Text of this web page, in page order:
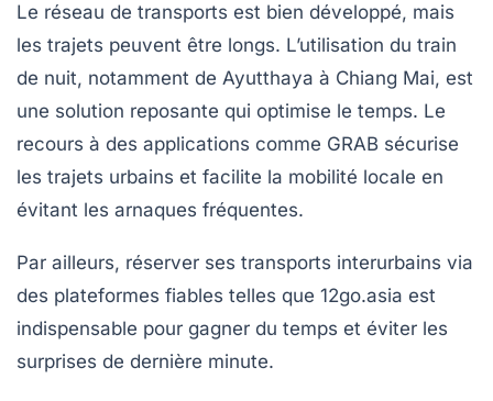
Le réseau de transports est bien développé, mais
les trajets peuvent être longs. L’utilisation du train
de nuit, notamment de Ayutthaya à Chiang Mai, est
une solution reposante qui optimise le temps. Le
recours à des applications comme GRAB sécurise
les trajets urbains et facilite la mobilité locale en
évitant les arnaques fréquentes.
Par ailleurs, réserver ses transports interurbains via
des plateformes fiables telles que 12go.asia est
indispensable pour gagner du temps et éviter les
surprises de dernière minute.